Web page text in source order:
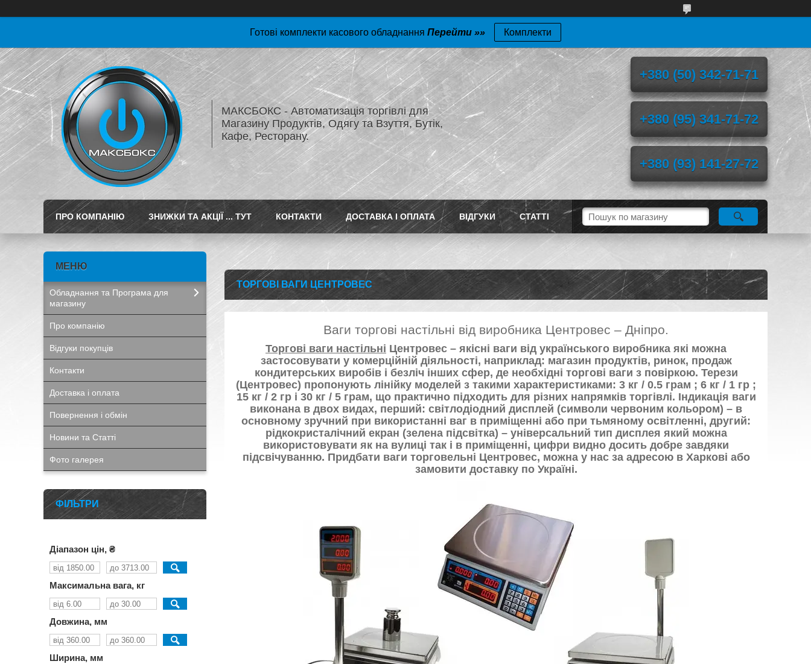
Готові комплекти касового обладнання Перейти »» Комплекти
МАКСБОКС - Автоматизація торгівлі для
Магазину Продуктів, Одягу та Взуття, Бутік,
Кафе, Ресторану.
+380 (50) 342-71-71
+380 (95) 341-71-72
+380 (93) 141-27-72
ПРО КОМПАНІЮ ЗНИЖКИ ТА АКЦІЇ ... ТУТ КОНТАКТИ ДОСТАВКА І ОПЛАТА ВІДГУКИ СТАТТІ
ТОРГОВІ ВАГИ ЦЕНТРОВЕС
Ваги торгові настільні від виробника Центровес – Дніпро.
Торгові ваги настільні Центровес – якісні ваги від українського виробника які можна
застосовувати у комерційній діяльності, наприклад: магазин продуктів, ринок, продаж
кондитерських виробів і безліч інших сфер, де необхідні торгові ваги з повіркою. Терези
(Центровес) пропонують лінійку моделей з такими характеристиками: 3 кг / 0.5 грам ; 6 кг / 1 гр ;
15 кг / 2 гр і 30 кг / 5 грам, що практично підходить для різних напрямків торгівлі. Індикація ваги
виконана в двох видах, перший: світлодіодний дисплей (символи червоним кольором) – в
основному зручний при використанні ваг в приміщенні або при тьмяному освітленні, другий:
рідкокристалічний екран (зелена підсвітка) – універсальний тип дисплея який можна
використовувати як на вулиці так і в приміщенні, цифри видно досить добре завдяки
підсвічуванню. Придбати ваги торговельні Центровес, можна у нас за адресою в Харкові або
замовити доставку по Україні.
Обладнання та Програма для
магазину
Про компанію
Відгуки покупців
Контакти
Доставка і оплата
Повернення і обмін
Новини та Статті
Фото галерея
ФІЛЬТРИ
Діапазон цін, ₴
Максимальна вага, кг
Довжина, мм
Ширина, мм